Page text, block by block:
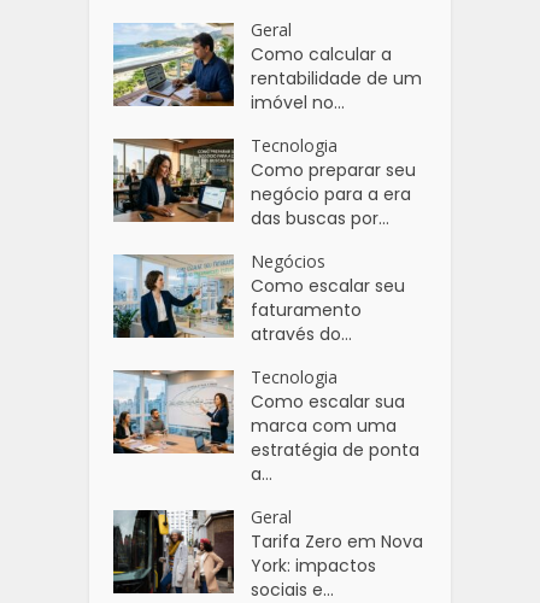
Geral
Como calcular a
rentabilidade de um
imóvel no...
Tecnologia
Como preparar seu
negócio para a era
das buscas por...
Negócios
Como escalar seu
faturamento
através do...
Tecnologia
Como escalar sua
marca com uma
estratégia de ponta
a...
Geral
Tarifa Zero em Nova
York: impactos
sociais e...